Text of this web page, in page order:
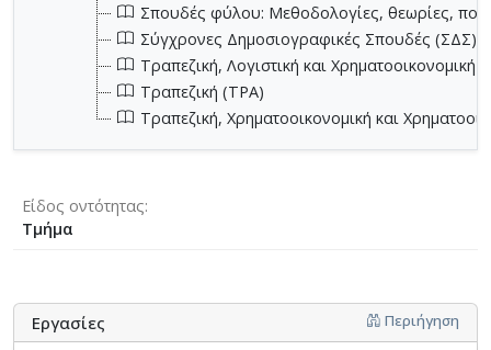
Σπουδές φύλου: Μεθοδολογίες, θεωρίες,
Σύγχρονες Δημοσιογραφικές Σπουδές (ΣΔΣ)
Τραπεζική, Λογιστική και Χρηματοοικονομική
Τραπεζική (ΤΡΑ)
Τραπεζική, Χρηματοοικονομική και
Είδος οντότητας
Τμήμα
Εργασίες Περιήγηση